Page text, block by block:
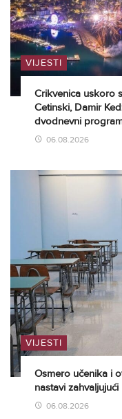
VIJESTI
Crikvenica uskoro
Cetinski, Damir
dvodnevni
06.08.2026
VIJESTI
Osmero učenika i
nastavi
06.08.2026